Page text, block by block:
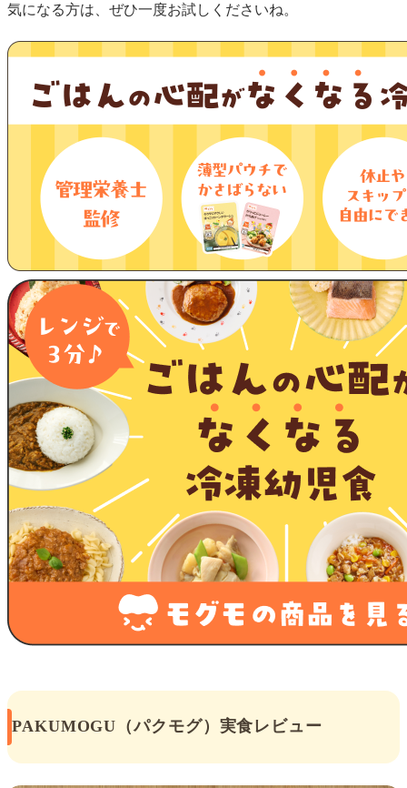
気になる方は、ぜひ一度お試しくださいね。
PAKUMOGU（パクモグ）実食レビュー